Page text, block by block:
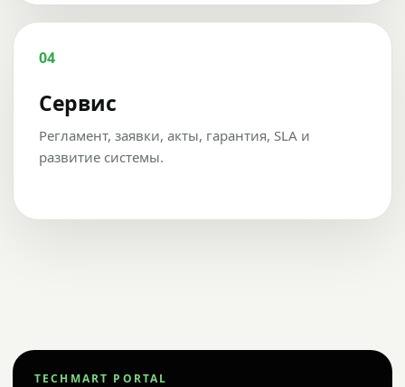
04
Сервис
Регламент, заявки, акты, гарантия, SLA и
развитие системы.
TECHMART PORTAL